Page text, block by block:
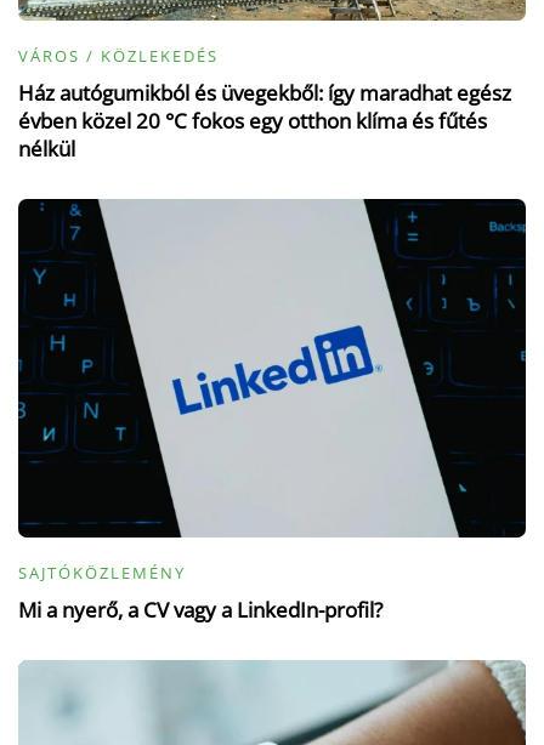
VÁROS / KÖZLEKEDÉS
Ház autógumikból és üvegekből: így maradhat egész
évben közel 20 °C fokos egy otthon klíma és fűtés
nélkül
SAJTÓKÖZLEMÉNY
Mi a nyerő, a CV vagy a LinkedIn-profil?